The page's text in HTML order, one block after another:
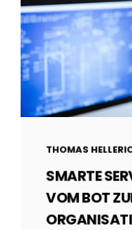
THOMAS
SMARTE
VOM BOT